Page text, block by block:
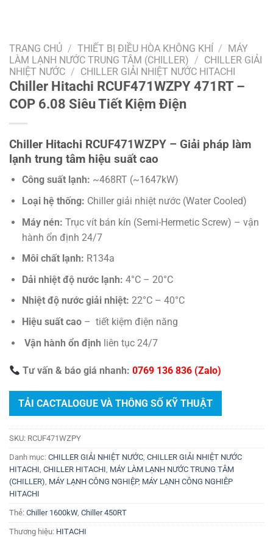
TRANG CHỦ / THIẾT BỊ ĐIỀU HÒA KHÔNG KHÍ / MÁY
LÀM LẠNH NƯỚC TRUNG TÂM (CHILLER) / CHILLER GIẢI
NHIỆT NƯỚC / CHILLER GIẢI NHIỆT NƯỚC HITACHI
Chiller Hitachi RCUF471WZPY 471RT –
COP 6.08 Siêu Tiết Kiệm Điện
Chiller Hitachi RCUF471WZPY – Giải pháp làm
lạnh trung tâm hiệu suất cao
Công suất lạnh: ~468RT (~1647kW)
Loại hệ thống: Chiller giải nhiệt nước (Water Cooled)
Máy nén: Trục vít bán kín (Semi-Hermetic Screw) – vận
hành ổn định 24/7
Môi chất lạnh: R134a
Dải nhiệt độ nước lạnh: 4°C – 20°C
Nhiệt độ nước giải nhiệt: 22°C – 40°C
Hiệu suất cao– tiết kiệm điện năng
Vận hành ổn định liên tục 24/7
Tư vấn & báo giá nhanh:0769 136 836 (Zalo)
TẢI CACTALOGUE VÀ THÔNG SỐ KỸ THUẬT
SKU: RCUF471WZPY
Danh mục: CHILLER GIẢI NHIỆT NƯỚC CHILLER GIẢI NHIỆT NƯỚC
HITACHI CHILLER HITACHI MÁY LÀM LẠNH NƯỚC TRUNG TÂM
(CHILLER) MÁY LẠNH CÔNG NGHIỆP, MÁY LẠNH CÔNG NGHIÊP
HITACHI
Thẻ: Chiller 1600kW, Chiller 450RT
Thương hiệu: HITACHI